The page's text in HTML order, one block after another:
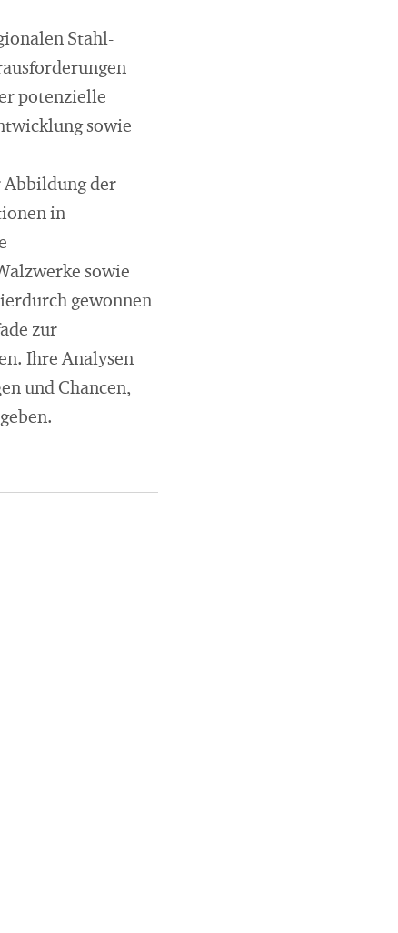
Stahl-
potenzielle
sowie
Abbildung der
in
sowie
gewonnen
zur
Ihre Analysen
und Chancen,